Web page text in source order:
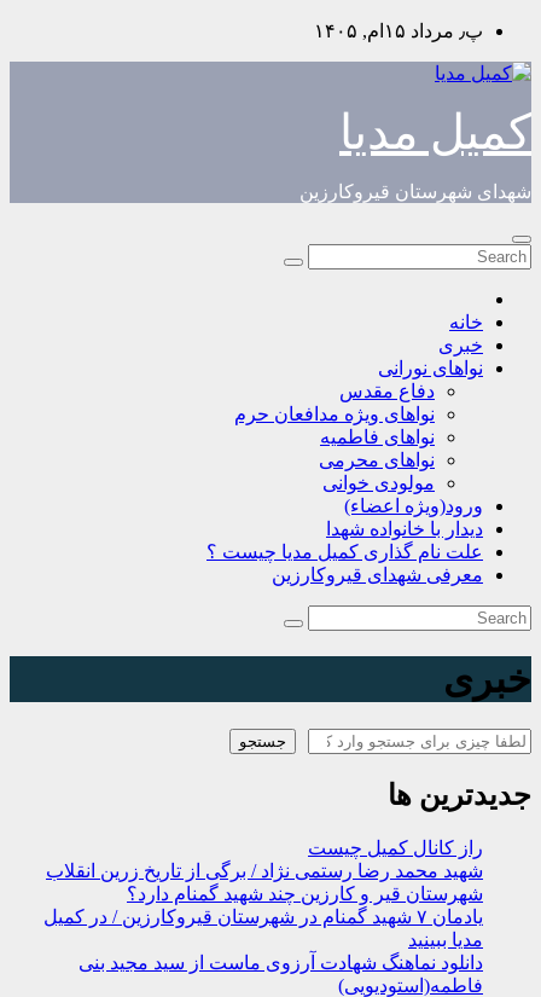
Skip
content
پ٫ مرداد ۱۵ام, ۱۴۰۵
کمیل مدیا
شهدای شهرستان قیروکارزین
خانه
خبری
نواهای نورانی
دفاع مقدس
نواهای ویژه مدافعان حرم
نواهای فاطمیه
نواهای محرمی
مولودی خوانی
ورود(ویژه اعضاء)
دیدار با خانواده شهدا
علت نام گذاری کمیل مدیا چیست ؟
معرفی شهدای قیروکارزین
خبری
جستجو جستجو
جدیدترین ها
راز کانال کمیل چیست
شهید محمد رضا رستمی نژاد / برگی از تاریخ زرین انقلاب
شهرستان قیر و کارزین چند شهید گمنام دارد؟
یادمان ۷ شهید گمنام در شهرستان قیروکارزین / در کمیل
مدیا ببینید
دانلود نماهنگ شهادت آرزوی ماست از سید مجید بنی
فاطمه(استودیویی)